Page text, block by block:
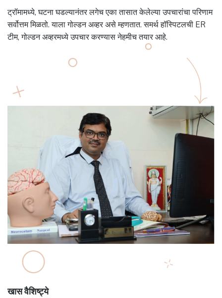
ट्रॉमामध्ये, घटना घडल्यानंतर लगेच एका तासात केलेल्या उपचारांचा परिणाम
सर्वोत्तम मिळतो. याला गोल्डन अव्हर असे म्हणतात. समर्थ हॉस्पिटलची ER
टीम, गोल्डन अव्हरमध्ये उपचार करण्यास नेहमीच तयार आहे.
खास वैशिष्ट्ये